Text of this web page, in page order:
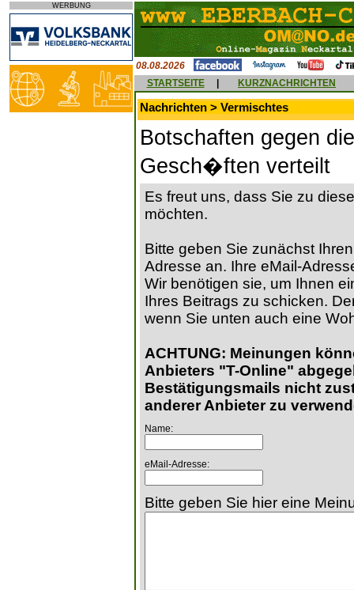
WERBUNG
08.08.2026
STARTSEITE
KURZNACHRICHTEN
Nachrichten > Vermischtes
Botschaften gegen
Gesch�ften verteilt
Es freut uns, dass Sie zu
möchten.
Bitte geben Sie zunächst
Adresse an. Ihre eMail-
Wir benötigen sie, um Ihnen
Ihres Beitrags zu schicken.
wenn Sie unten auch eine
ACHTUNG: Meinungen
Anbieters "T-Online"
Bestätigungsmails nicht
anderer Anbieter zu
Name:
eMail-Adresse:
Bitte geben Sie hier eine